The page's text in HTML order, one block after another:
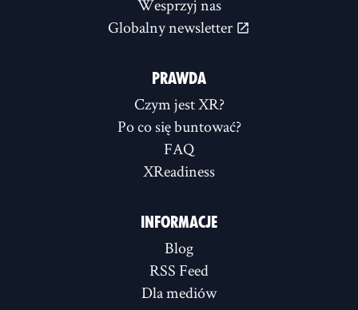
Wesprzyj nas
Globalny newsletter
PRAWDA
Czym jest XR?
Po co się buntować?
FAQ
XReadiness
INFORMACJE
Blog
RSS Feed
Dla mediów